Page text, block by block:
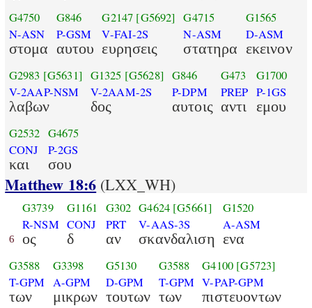
G4750
N-ASN
στομα
G846
P-GSM
αυτου
G2147 [G5692]
V-FAI-2S
ευρησεις
G4715
N-ASM
στατηρα
G1565
D-ASM
εκεινον
G2983 [G5631]
V-2AAP-NSM
λαβων
G1325 [G5628]
V-2AAM-2S
δος
G846
P-DPM
αυτοις
G473
PREP
αντι
G1700
P-1GS
εμου
G2532
CONJ
και
G4675
P-2GS
σου
Matthew 18:6 (LXX_WH)
6
G3739
R-NSM
ος
G1161
CONJ
δ
G302
PRT
αν
G4624 [G5661]
V-AAS-3S
σκανδαλιση
G1520
A-ASM
ενα
G3588
T-GPM
των
G3398
A-GPM
μικρων
G5130
D-GPM
τουτων
G3588
T-GPM
των
G4100 [G5723]
V-PAP-GPM
πιστευοντων